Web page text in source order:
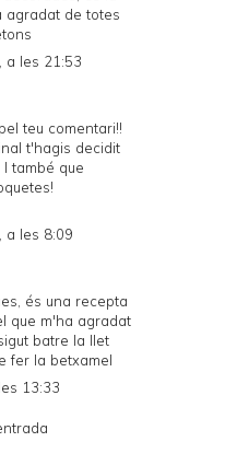
agradat de totes
a les 21:53
teu comentari!!
t'hagis decidit
també que
a les 8:09
és una recepta
que m'ha agradat
batre la llet
fer la betxamel
13:33